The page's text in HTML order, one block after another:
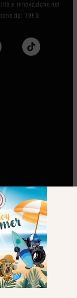
e innovazione nei
dal 1963.